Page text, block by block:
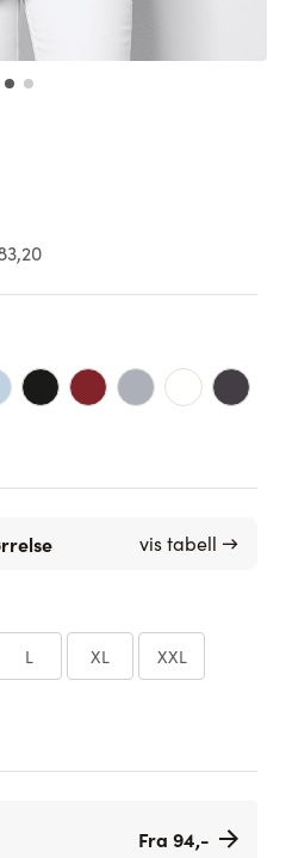
vis tabell →
L XL XXL
Fra 94,-